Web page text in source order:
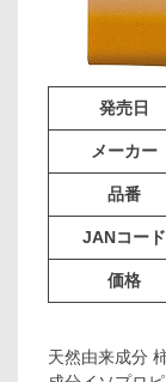
発売日
メーカー
品番
JANコード
価格
天然由来成分